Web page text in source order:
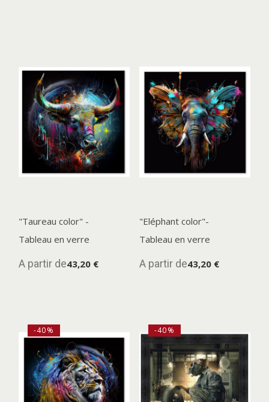
"Taureau color" -
Tableau en verre
A partir de43,20 €
"Eléphant color"-
Tableau en verre
A partir de43,20 €
-40% -40%